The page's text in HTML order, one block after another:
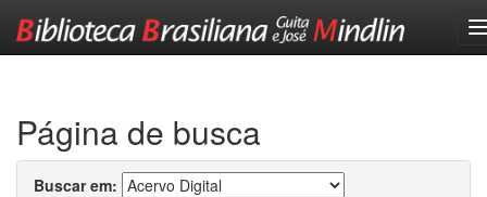
Página de busca
Buscar em: